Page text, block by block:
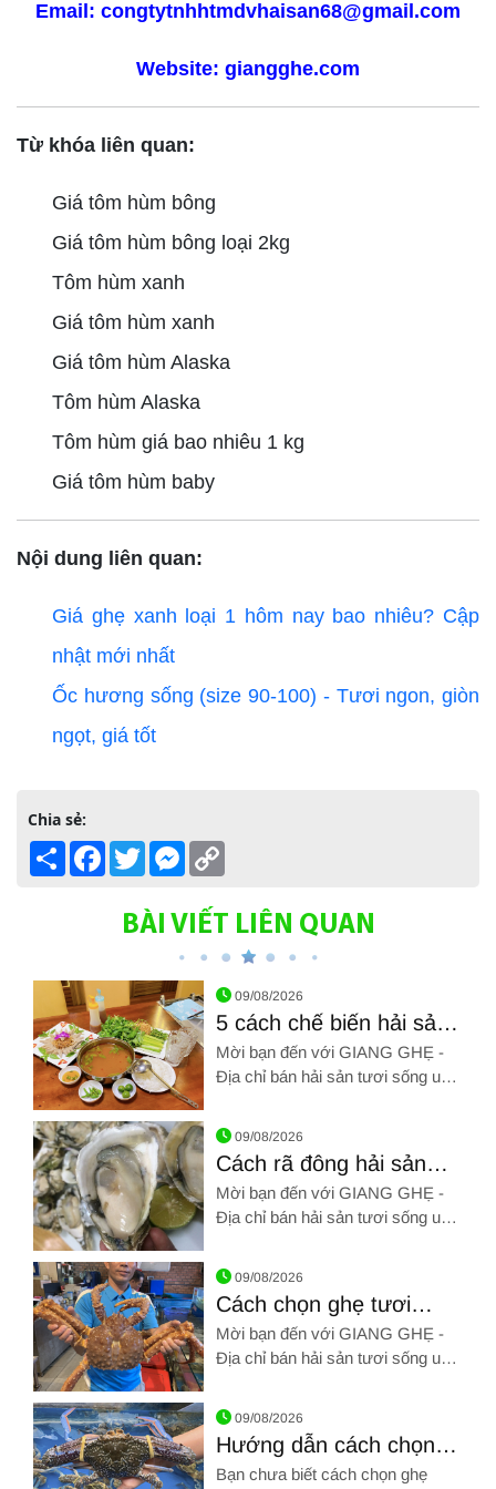
Email: congtytnhhtmdvhaisan68@gmail.com
Website: giangghe.com
Từ khóa liên quan:
Giá tôm hùm bông
Giá tôm hùm bông loại 2kg
Tôm hùm xanh
Giá tôm hùm xanh
Giá tôm hùm Alaska
Tôm hùm Alaska
Tôm hùm giá bao nhiêu 1 kg
Giá tôm hùm baby
Nội dung liên quan:
Giá ghẹ xanh loại 1 hôm nay bao nhiêu? Cập
nhật mới nhất
Ốc hương sống (size 90-100) - Tươi ngon, giòn
ngọt, giá tốt
Chia sẻ:
Share Facebook
TwitterMessenger
BÀI VIẾT LIÊN QUAN
Hình ảnh về 5 cách chế biến hải sản ngon ăn là ghiền mãi
09/08/2026
5 cách chế biến hải sản
ngon ăn là ghiền mãi
Mời bạn đến với GIANG GHẸ -
Địa chỉ bán hải sản tươi sống uy
qua SĐT: 0961 72 71 79. Chúng
tôi chân thành cảm ơn!!!
Hình ảnh về Cách rã đông hải sản đông lạnh đúng
09/08/2026
Cách rã đông hải sản
đông lạnh đúng
Mời bạn đến với GIANG GHẸ -
Địa chỉ bán hải sản tươi sống uy
qua SĐT: 0961 72 71 79. Chúng
tôi chân thành cảm ơn!!!
Hình ảnh về Cách chọn ghẹ tươi ngon, thịt ngọt
09/08/2026
Cách chọn ghẹ tươi
ngon, thịt ngọt
Mời bạn đến với GIANG GHẸ -
Địa chỉ bán hải sản tươi sống uy
qua SĐT: 0961 72 71 79. Chúng
tôi chân thành cảm ơn!!!
09/08/2026
Hướng dẫn cách chọn
ghẹ xanh ngon chắc thịt
Bạn chưa biết cách chọn ghẹ